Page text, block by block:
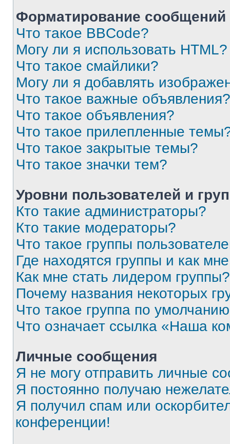
Форматирование
Что такое BBCode?
Могу ли я использовать HTML?
Что такое смайлики?
Могу ли я добавлять
Что такое важные объявления?
Что такое объявления?
Что такое прилепленные
Что такое закрытые темы?
Что такое значки тем?
Уровни пользователей и
Кто такие администраторы?
Кто такие модераторы?
Что такое группы
Где находятся группы и как
Как мне стать лидером группы?
Почему названия некоторых
Что такое группа по
Что означает ссылка «Наша
Личные сообщения
Я не могу отправить личные
Я постоянно получаю
Я получил спам или
конференции!